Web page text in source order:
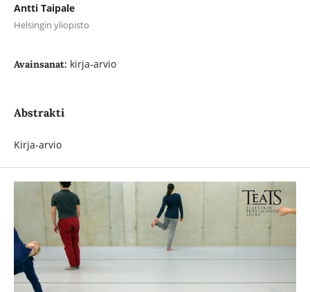
Antti Taipale
Helsingin yliopisto
Avainsanat: kirja-arvio
Abstrakti
Kirja-arvio